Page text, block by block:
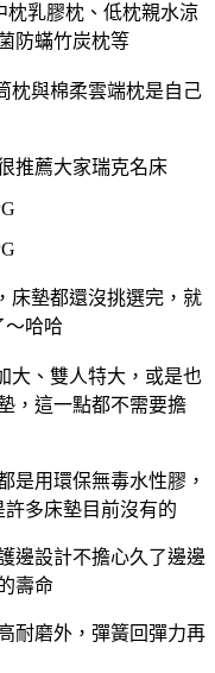
枕乳膠枕、低枕親水涼
防蟎竹炭枕等
枕與棉柔雲端枕是自己
推薦大家瑞克名床
床墊都還沒挑選完，就
～哈哈
大、雙人特大，或是也
，這一點都不需要擔
是用環保無毒水性膠，
多床墊目前沒有的
邊設計不擔心久了邊邊
壽命
耐磨外，彈簧回彈力再